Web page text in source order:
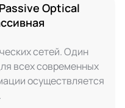
Optical
сетей. Один
всех современных
осуществляется